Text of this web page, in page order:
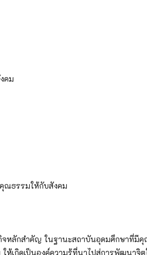
ชื่อผู้มีสิทธิ์เข้าศึกษาต่อหลักสูตรระดับปริญญาตรี
คม
ณธรรมให้กับสังคม
หลักสำคัญ ในฐานะสถาบันอุดมศึกษาที่มีคุ
เกิดเป็นองค์ความรู้ที่นาไปสู่การพัฒนาจิ